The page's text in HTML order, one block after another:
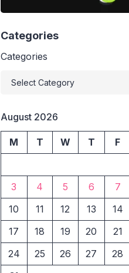
Categories
Categories
August 2026
M T W T F
3
4 5 6 7
10
11 12 13 14
17
18 19 20 21
24
25 26 27 28